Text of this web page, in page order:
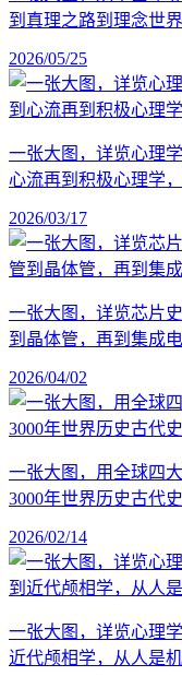
到真理之路到理念世界
2026/05/25
一张大图，详览心理
心流再到积极心理学
2026/03/17
一张大图，详览芯片
到晶体管，再到集成
2026/04/02
一张大图，用全球四
3000年世界历史古代史
2026/02/14
一张大图，详览心理
近代颅相学，从人是